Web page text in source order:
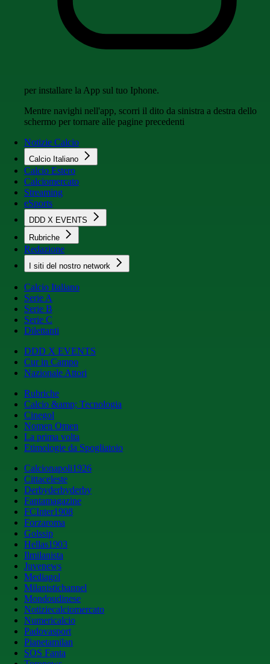
per installare la App sul tuo Iphone.
Mentre navighi nell'app, scorri il dito da sinistra a destra dello
schermo per tornare alle pagine precedenti
Notizie Calcio
Calcio Italiano
Calcio Estero
Calciomercato
Streaming
eSports
DDD X EVENTS
Rubriche
Redazione
I siti del nostro network
Calcio Italiano
Serie A
Serie B
Serie C
Dilettanti
DDD X EVENTS
Cur in Campo
Nazionale Attori
Rubriche
Calcio &amp; Tecnologia
Cinegol
Nomen Omen
La prima volta
Etimologie da Spogliatoio
Calcionapoli1926
Cittaceleste
Derbyderbyderby
Fantamagazine
FCInter1908
Forzaroma
Golssip
Hellas1903
Ilmilanista
Juvenews
Mediagol
Milanistichannel
Mondoudinese
Notiziecalciomercato
Numericalcio
Padovasport
Pianetamilan
SOS Fanta